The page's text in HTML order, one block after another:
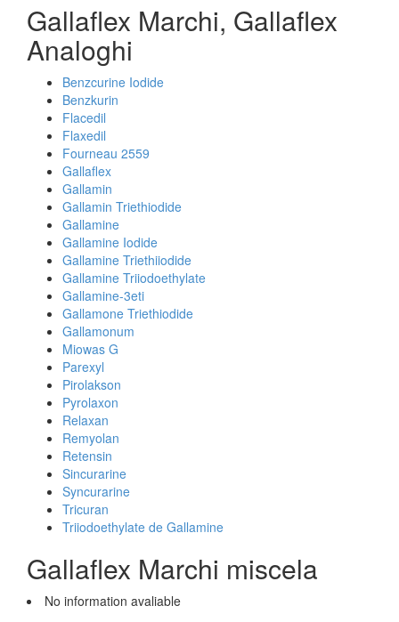
Gallaflex Marchi, Gallaflex
Analoghi
Benzcurine Iodide
Benzkurin
Flacedil
Flaxedil
Fourneau 2559
Gallaflex
Gallamin
Gallamin Triethiodide
Gallamine
Gallamine Iodide
Gallamine Triethiiodide
Gallamine Triiodoethylate
Gallamine-3eti
Gallamone Triethiodide
Gallamonum
Miowas G
Parexyl
Pirolakson
Pyrolaxon
Relaxan
Remyolan
Retensin
Sincurarine
Syncurarine
Tricuran
Triiodoethylate de Gallamine
Gallaflex Marchi miscela
No information avaliable